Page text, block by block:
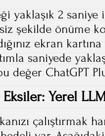
yaklaşık 2 saniye
şekilde önüme
ekran
saniyede
değer ChatGPT
Eksiler: Yerel
çalıştırmak